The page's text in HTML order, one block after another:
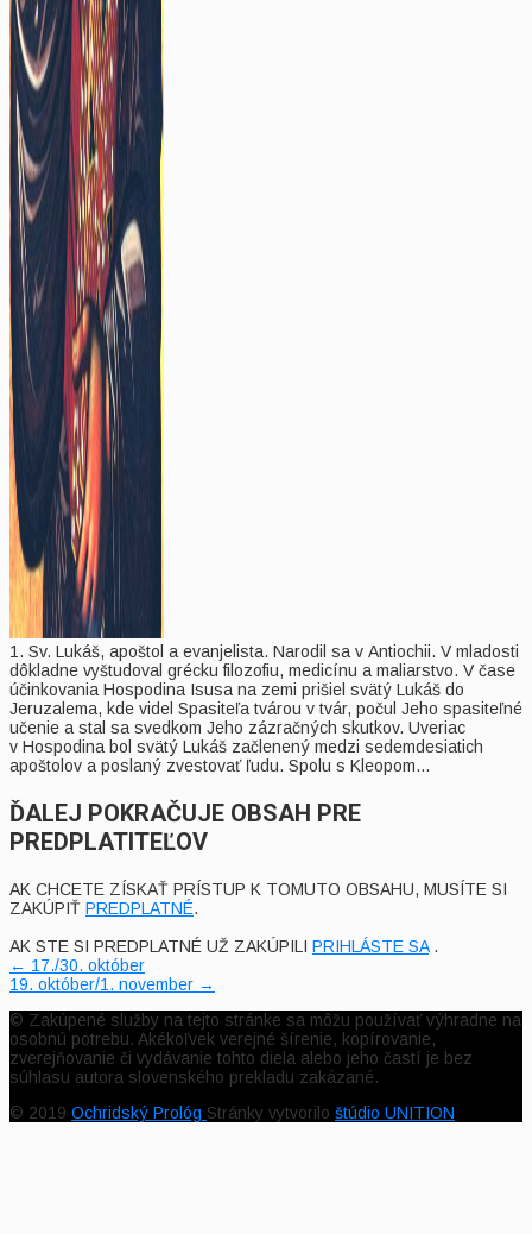
1. Sv. Lukáš, apoštol a evanjelista. Narodil sa v Antiochii. V mladosti
dôkladne vyštudoval grécku filozofiu, medicínu a maliarstvo. V čase
účinkovania Hospodina Isusa na zemi prišiel svätý Lukáš do
Jeruzalema, kde videl Spasiteľa tvárou v tvár, počul Jeho spasiteľné
učenie a stal sa svedkom Jeho zázračných skutkov. Uveriac
v Hospodina bol svätý Lukáš začlenený medzi sedemdesiatich
apoštolov a poslaný zvestovať ľudu. Spolu s Kleopom...
ĎALEJ POKRAČUJE OBSAH PRE
PREDPLATITEĽOV
AK CHCETE ZÍSKAŤ PRÍSTUP K TOMUTO OBSAHU, MUSÍTE SI
ZAKÚPIŤ PREDPLATNÉ.
AK STE SI PREDPLATNÉ UŽ ZAKÚPILI PRIHLÁSTE SA.
Post
navigation
← 17./30. október
19. október/1. november →
© Zakúpené služby na tejto stránke sa môžu používať výhradne na
osobnú potrebu. Akékoľvek verejné šírenie, kopírovanie,
zverejňovanie či vydávanie tohto diela alebo jeho častí je bez
súhlasu autora slovenského prekladu zakázané.
© 2019 Ochridský Prológ Stránky vytvorilo štúdio UNITION